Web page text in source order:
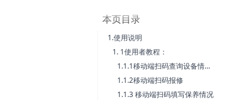
本页目录
1.使用说明
1. 1使用者教程：
1.1.1移动端扫码查询设备情况，进行巡检
1.1.2移动端扫码报修
1.1.3 移动端扫码填写保养情况